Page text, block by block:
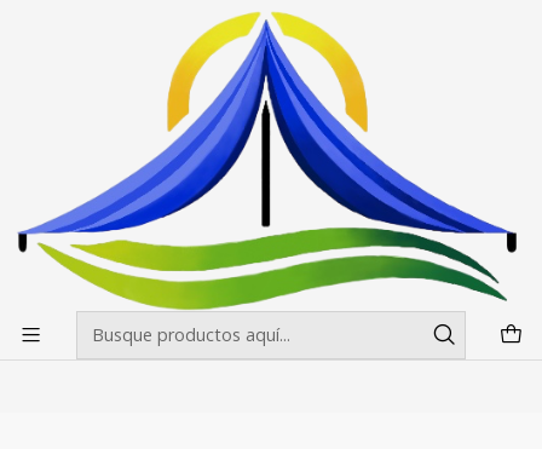
Envíos gratis desde $500.000 en Santiago
Paneles Araña Panel Araña 2 Cuerpos 213x227 cm
Panel Araña 2 Cuerpos 213x227 cm
Panel Araña 2 Cuerpos 213x227cm
$289.990 CLP